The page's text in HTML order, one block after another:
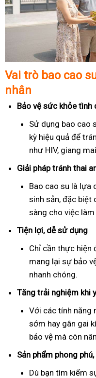
Vai trò bao cao
nhân
Bảo vệ sức khỏe tình
Sử dụng bao cao
kỳ hiệu quả để
như HIV, giang
Giải pháp tránh thai
Bao cao su là lựa
sinh sản, đặc biệt
sàng cho việc làm
Tiện lợi, dễ sử dụng
Chỉ cần thực hiện
mang lại sự bảo
nhanh chóng.
Tăng trải nghiệm khi
Với các tính năng
sớm hay gân gai
bảo vệ mà còn
Sản phẩm phong
Dù bạn tìm kiếm